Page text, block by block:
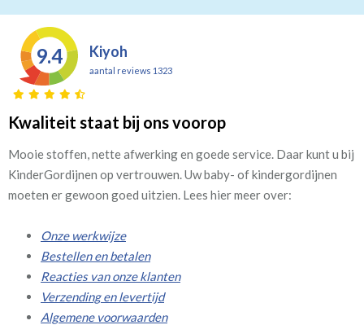
9.4 Kiyoh
aantal reviews 1323
Kwaliteit staat bij ons voorop
Mooie stoffen, nette afwerking en goede service. Daar kunt u bij
KinderGordijnen op vertrouwen. Uw baby- of kindergordijnen
moeten er gewoon goed uitzien. Lees hier meer over:
Onze werkwijze
Bestellen en betalen
Reacties van onze klanten
Verzending en levertijd
Algemene voorwaarden